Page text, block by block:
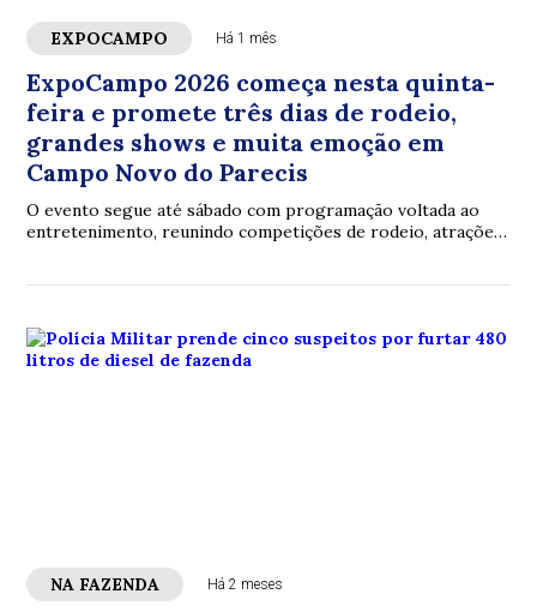
EXPOCAMPO Há 1 mês
ExpoCampo 2026 começa nesta quinta-
feira e promete três dias de rodeio,
grandes shows e muita emoção em
Campo Novo do Parecis
O evento segue até sábado com programação voltada ao
entretenimento, reunindo competições de rodeio, atrações
NA FAZENDA Há 2 meses